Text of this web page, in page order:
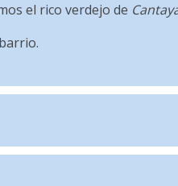
el rico verdejo de